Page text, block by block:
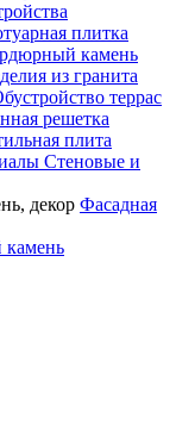
плитка
камень
из гранита
террас
решетка
плита
Стеновые и
Фасадная
камень